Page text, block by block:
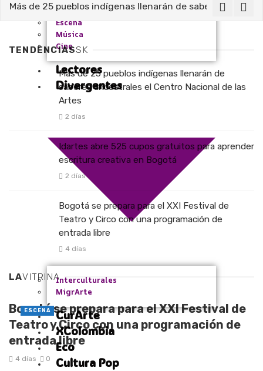
Recomendados
Escena
Música
Cine
Lectores
Divergentes
Interculturales
MigrArte
CurArte
XColombia
Eco
Cultura Pop
Más de 25 pueblos indígenas llenarán de saberes
TENDENCIASSK
Más de 25 pueblos indígenas llenarán de
saberes ancestrales el Centro Nacional de las
Artes
2 días
Idartes abre 525 cupos gratuitos para aprender
escritura creativa en Bogotá
2 días
Bogotá se prepara para el XXI Festival de
Teatro y Circo con una programación de
entrada libre
4 días
LAVITRINA
Bogotá se prepara para el XXI Festival de
Teatro y Circo con una programación de
entrada libre
4 días 0
ESCENA